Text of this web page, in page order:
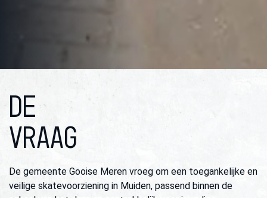
DE
VRAAG
De gemeente Gooise Meren vroeg om een toegankelijke en
veilige skatevoorziening in Muiden, passend binnen de